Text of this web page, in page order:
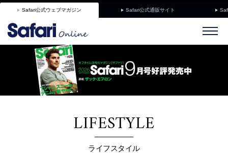
Safari公式ウェブマガジン Safari公式通販サイト
LIFESTYLE
ライフスタイル